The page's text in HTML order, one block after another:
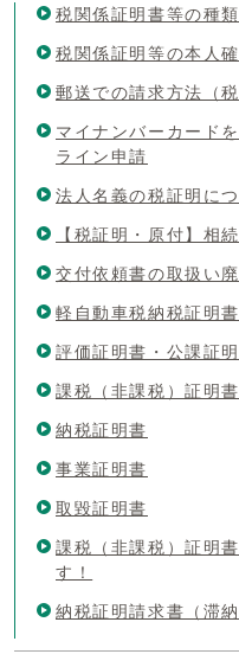
税関係証明書等の種
税関係証明等の本人
郵送での請求方法（税
マイナンバーカード
ライン申請
法人名義の税証明に
【税証明・原付】相
交付依頼書の取扱い
軽自動車税納税証明
評価証明書・公課証
課税（非課税）証明書
納税証明書
事業証明書
取毀証明書
課税（非課税）証明
す！
納税証明請求書（滞